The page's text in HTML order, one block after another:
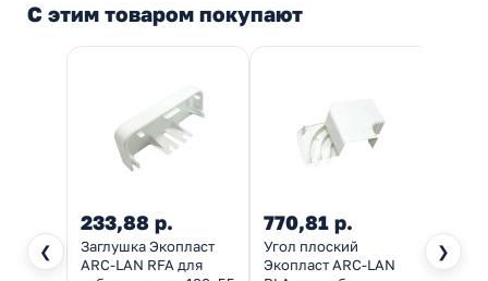
С этим товаром покупают
❮ ❯
233,88 р.
Заглушка Экопласт
ARC-LAN RFA для
770,81 р.
Угол плоский
Экопласт ARC-LAN